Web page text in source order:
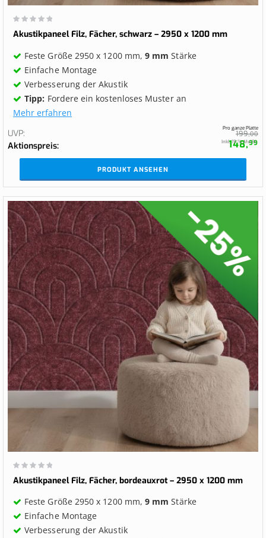
Wertung:
0%
Akustikpaneel Filz, Fächer, schwarz – 2950 x 1200 mm
Feste Größe 2950 x 1200 mm,9 mm Stärke
Einfache Montage
Verbesserung der Akustik
Tipp: Fordere ein kostenloses Muster an
Mehr erfahren
UVP
199,00
Aktionspreis
Pro ganze Platte
148,99
Inkl. 19 % MwSt.
PRODUKT ANSEHEN
Wertung:
0%
Akustikpaneel Filz, Fächer, bordeauxrot – 2950 x 1200 mm
Feste Größe 2950 x 1200 mm,9 mm Stärke
Einfache Montage
Verbesserung der Akustik